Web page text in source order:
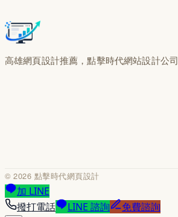
高雄網頁設計推薦，點擊時代網站設計公司
©2026 點擊時代網頁設計
加 LINE
撥打電話
LINE 諮詢 免費諮詢